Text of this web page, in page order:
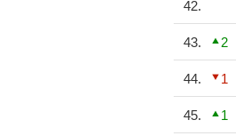
42.
43. 2
44. 1
45. 1